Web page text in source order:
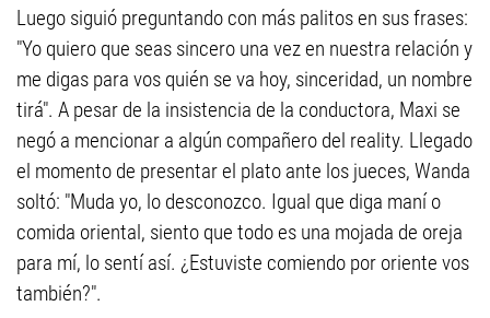
Luego siguió preguntando con más palitos en sus frases:
"Yo quiero que seas sincero una vez en nuestra relación y
me digas para vos quién se va hoy, sinceridad, un nombre
tirá". A pesar de la insistencia de la conductora, Maxi se
negó a mencionar a algún compañero del reality. Llegado
el momento de presentar el plato ante los jueces, Wanda
soltó: "Muda yo, lo desconozco. Igual que diga maní o
comida oriental, siento que todo es una mojada de oreja
para mí, lo sentí así. ¿Estuviste comiendo por oriente vos
también?".